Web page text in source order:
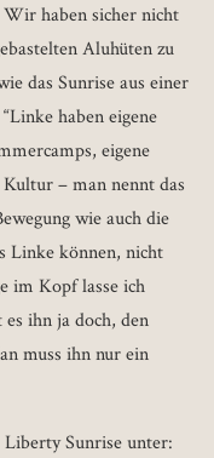
Wir haben sicher nicht
Aluhüten zu
das Sunrise aus einer
haben eigene
eigene
– man nennt das
wie auch die
Linke können, nicht
im Kopf lasse ich
ihn ja doch, den
muss ihn nur ein
Sunrise unter: